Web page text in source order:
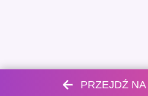
PRZEJDŹ NA